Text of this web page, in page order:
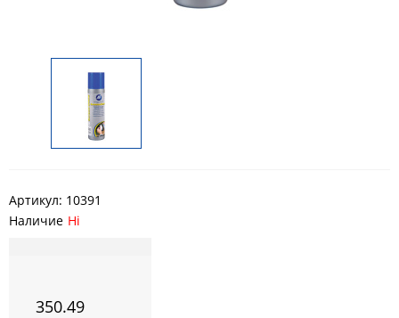
Артикул: 10391
Наличие Ні
350.49